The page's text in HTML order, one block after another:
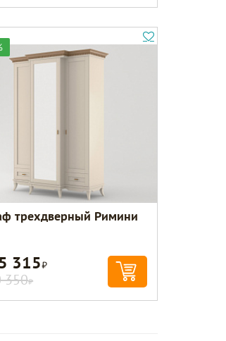
трехдверный Римини
315Р
350Р